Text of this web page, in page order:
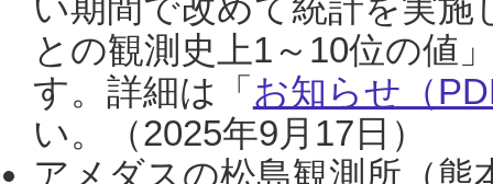
との観測史上1～10位の値
す。詳細は「 お知らせ（
い。（2025年9月17日）
アメダスの松島観測所（熊